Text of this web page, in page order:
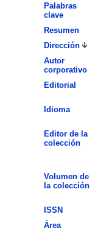
Palabras
clave
Resumen
Dirección
Autor
corporativo
Editorial
Idioma
Editor de la
colección
Volumen de
la colección
ISSN
Área